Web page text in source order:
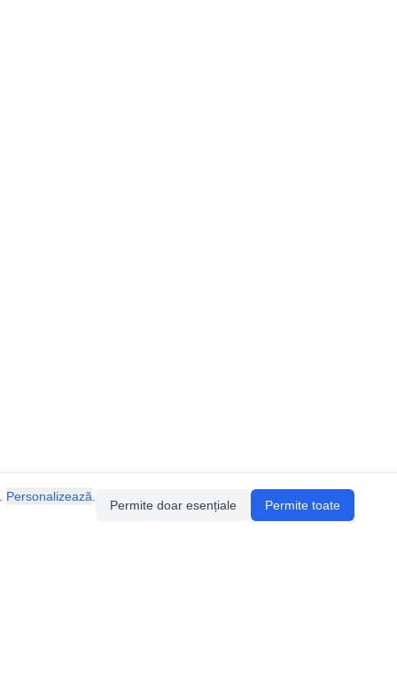
Personalizează
Permite doar esențiale Permite toate